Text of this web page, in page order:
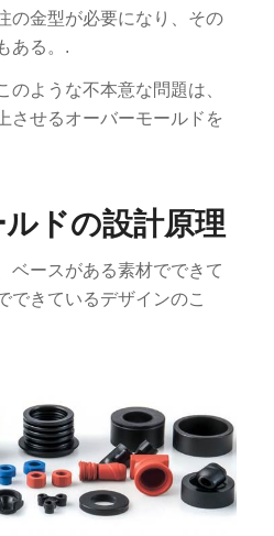
の金型が必要になり、その
ある。.
のような不本意な問題は、
させるオーバーモールドを
ドの設計原理
ベースがある素材でできて
できているデザインのこ